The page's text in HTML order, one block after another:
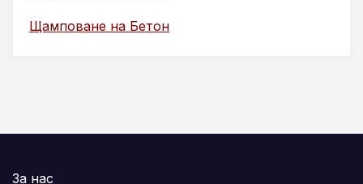
Щамповане на Бетон
За нас